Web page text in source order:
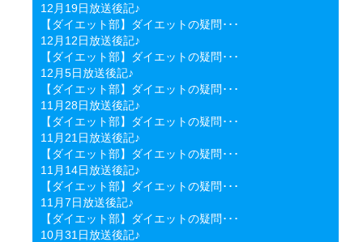
12月19日放送後記♪
【ダイエット部】ダイエットの疑問･･･
12月12日放送後記♪
【ダイエット部】ダイエットの疑問･･･
12月5日放送後記♪
【ダイエット部】ダイエットの疑問･･･
11月28日放送後記♪
【ダイエット部】ダイエットの疑問･･･
11月21日放送後記♪
【ダイエット部】ダイエットの疑問･･･
11月14日放送後記♪
【ダイエット部】ダイエットの疑問･･･
11月7日放送後記♪
【ダイエット部】ダイエットの疑問･･･
10月31日放送後記♪